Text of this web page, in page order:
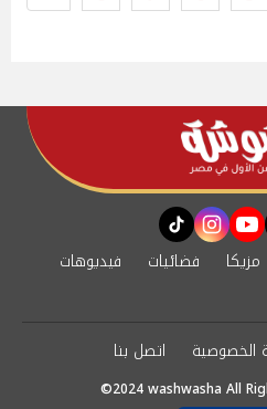
youtube
instagram
tiktok
مزيكا فضائيات
فيديوهات
الخصوصية اتصل بنا
©2024 washwasha All